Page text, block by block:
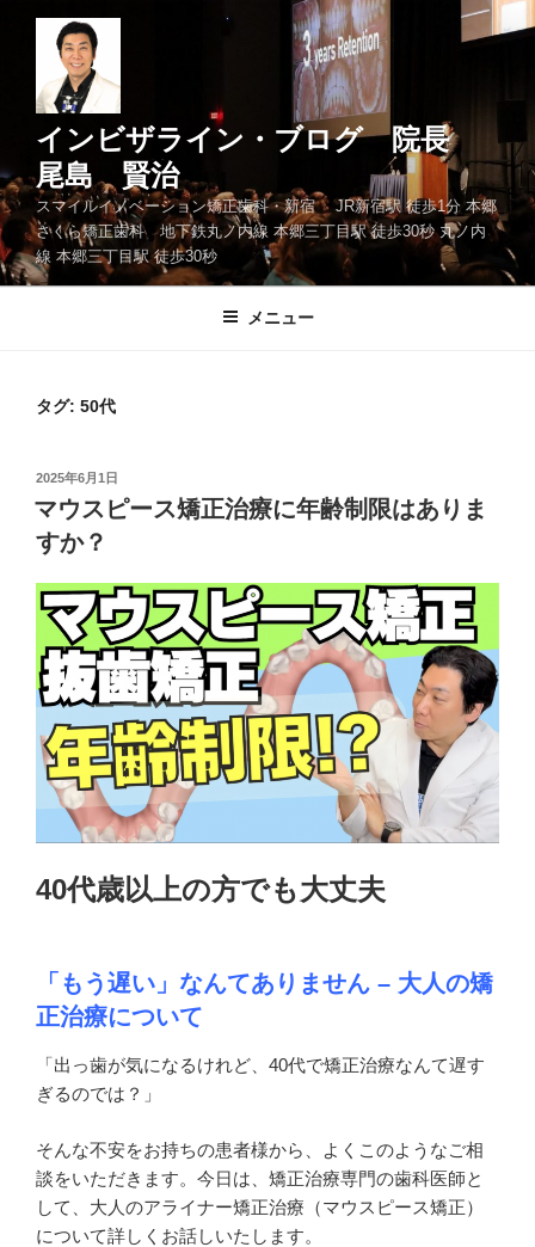
ス
キ
ッ
プ
インビザライン・ブログ 院長
尾島 賢治
スマイルイノベーション矯正歯科・新宿 JR新宿駅 徒歩1分 本郷
さくら矯正歯科 地下鉄丸ノ内線 本郷三丁目駅 徒歩30秒 丸ノ内
線 本郷三丁目駅 徒歩30秒
メニュー
タグ: 50代
投
稿
日:
2025年6月1日
マウスピース矯正治療に年齢制限はありま
すか？
40代歳以上の方でも大丈夫
「もう遅い」なんてありません – 大人の矯
正治療について
「出っ歯が気になるけれど、40代で矯正治療なんて遅す
ぎるのでは？」
そんな不安をお持ちの患者様から、よくこのようなご相
談をいただきます。今日は、矯正治療専門の歯科医師と
して、大人のアライナー矯正治療（マウスピース矯正）
について詳しくお話しいたします。